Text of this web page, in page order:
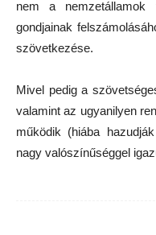
nem a nemzetállamok
gondjainak
szövetkezése.
Mivel pedig a
valamint az ugyanilyen
működik (hiába
nagy valószínűséggel